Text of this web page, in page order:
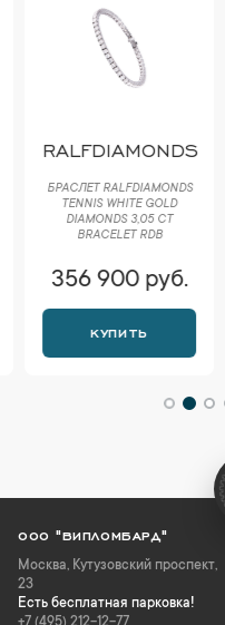
RALFDIAMONDS
БРАСЛЕТ RALFDIAMONDS
TENNIS WHITE GOLD
DIAMONDS 3,05 CT
BRACELET RDB
356 900 руб.
КУПИТЬ
ООО "ВИПЛОМБАРД"
Москва, Кутузовский проспект,
23
Есть бесплатная парковка!